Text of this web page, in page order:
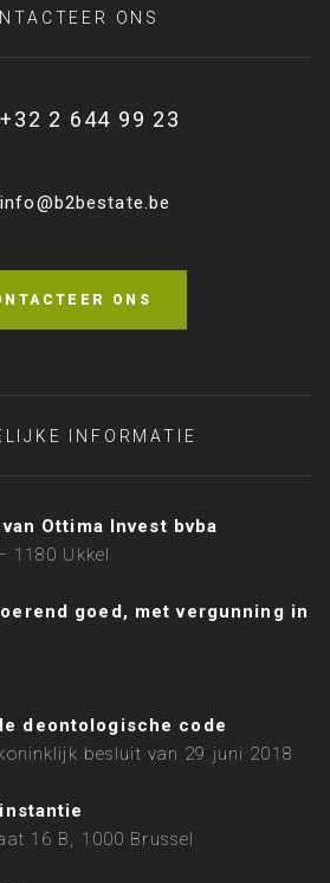
ONS
+32 2 644 99 23
info@b2bestate.be
ONS
INFORMATIE
Ottima Invest bvba
1180 Ukkel
goed, met vergunning in
deontologische code
besluit van 29 juni 2018
16 B, 1000 Brussel